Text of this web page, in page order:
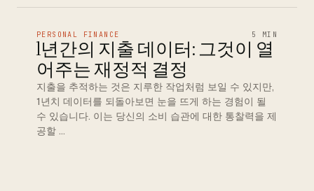
PERSONAL FINANCE 5 MIN
1년간의 지출 데이터: 그것이 열
어주는 재정적 결정
지출을 추적하는 것은 지루한 작업처럼 보일 수 있지만,
1년치 데이터를 되돌아보면 눈을 뜨게 하는 경험이 될
수 있습니다. 이는 당신의 소비 습관에 대한 통찰력을 제
공할 …